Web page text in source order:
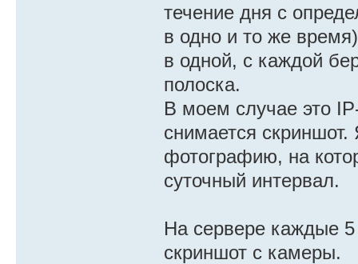
течение дня с
в одно и то же
в одной, с каждой
полоска.
В моем случае это
снимается
фотографию, на
суточный интервал.
На сервере каждые 5
скриншот с камеры.